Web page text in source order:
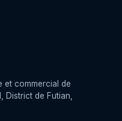
et commercial de
District de Futian,